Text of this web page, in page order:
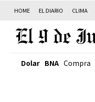
HOME EL DIARIO CLIMA
Dolar BNA Compra